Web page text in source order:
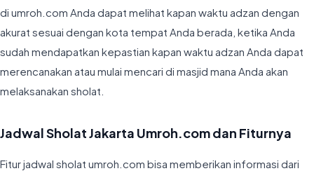
di umroh.com Anda dapat melihat kapan waktu adzan dengan
akurat sesuai dengan kota tempat Anda berada, ketika Anda
sudah mendapatkan kepastian kapan waktu adzan Anda dapat
merencanakan atau mulai mencari di masjid mana Anda akan
melaksanakan sholat.
Jadwal Sholat Jakarta Umroh.com dan Fiturnya
Fitur jadwal sholat umroh.com bisa memberikan informasi dari